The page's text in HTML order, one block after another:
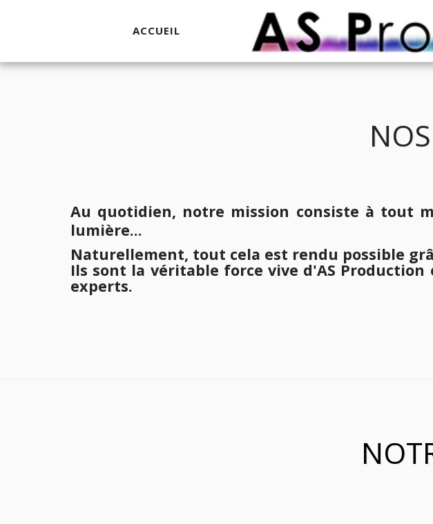
ACCUEIL
Au quotidien, notre mission consiste à tout
lumière...
Naturellement, tout cela est rendu possible
Ils sont la véritable force vive d'AS
experts.